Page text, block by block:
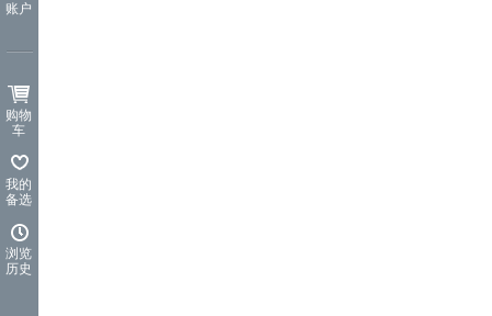
账户
购物
车
我的
备选
浏览
历史